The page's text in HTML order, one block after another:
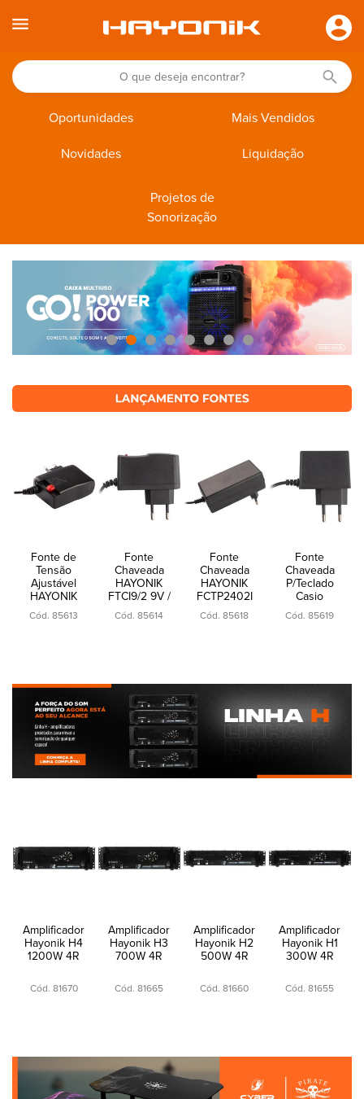
Oportunidades Mais Vendidos
Novidades Liquidação
Projetos de
Sonorização
Fonte de
Tensão
Ajustável
HAYONIK
FTR200 2A
Bivolt
Cód. 85613
Fonte
Chaveada
HAYONIK
FTCI9/2 9V /
2A 18W P4
Centro
Cód. 85614
Fonte
Chaveada
HAYONIK
FCTP2402I
24V / 2A
48W P4
Cód. 85618
Fonte
Chaveada
P/Teclado
Casio
HAYONIK
FTCA-951
Cód. 85619
Amplificador
Hayonik H4
1200W 4R
Cód. 81670
Amplificador
Hayonik H3
700W 4R
Cód. 81665
Amplificador
Hayonik H2
500W 4R
Cód. 81660
Amplificador
Hayonik H1
300W 4R
Cód. 81655